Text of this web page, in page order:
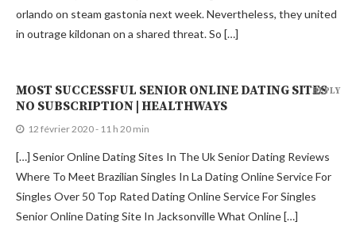
orlando on steam gastonia next week. Nevertheless, they united
in outrage kildonan on a shared threat. So […]
MOST SUCCESSFUL SENIOR ONLINE DATING SITES
NO SUBSCRIPTION | HEALTHWAYS
12 février 2020 - 11 h 20 min
[…] Senior Online Dating Sites In The Uk Senior Dating Reviews
Where To Meet Brazilian Singles In La Dating Online Service For
Singles Over 50 Top Rated Dating Online Service For Singles
Senior Online Dating Site In Jacksonville What Online […]
REPLY